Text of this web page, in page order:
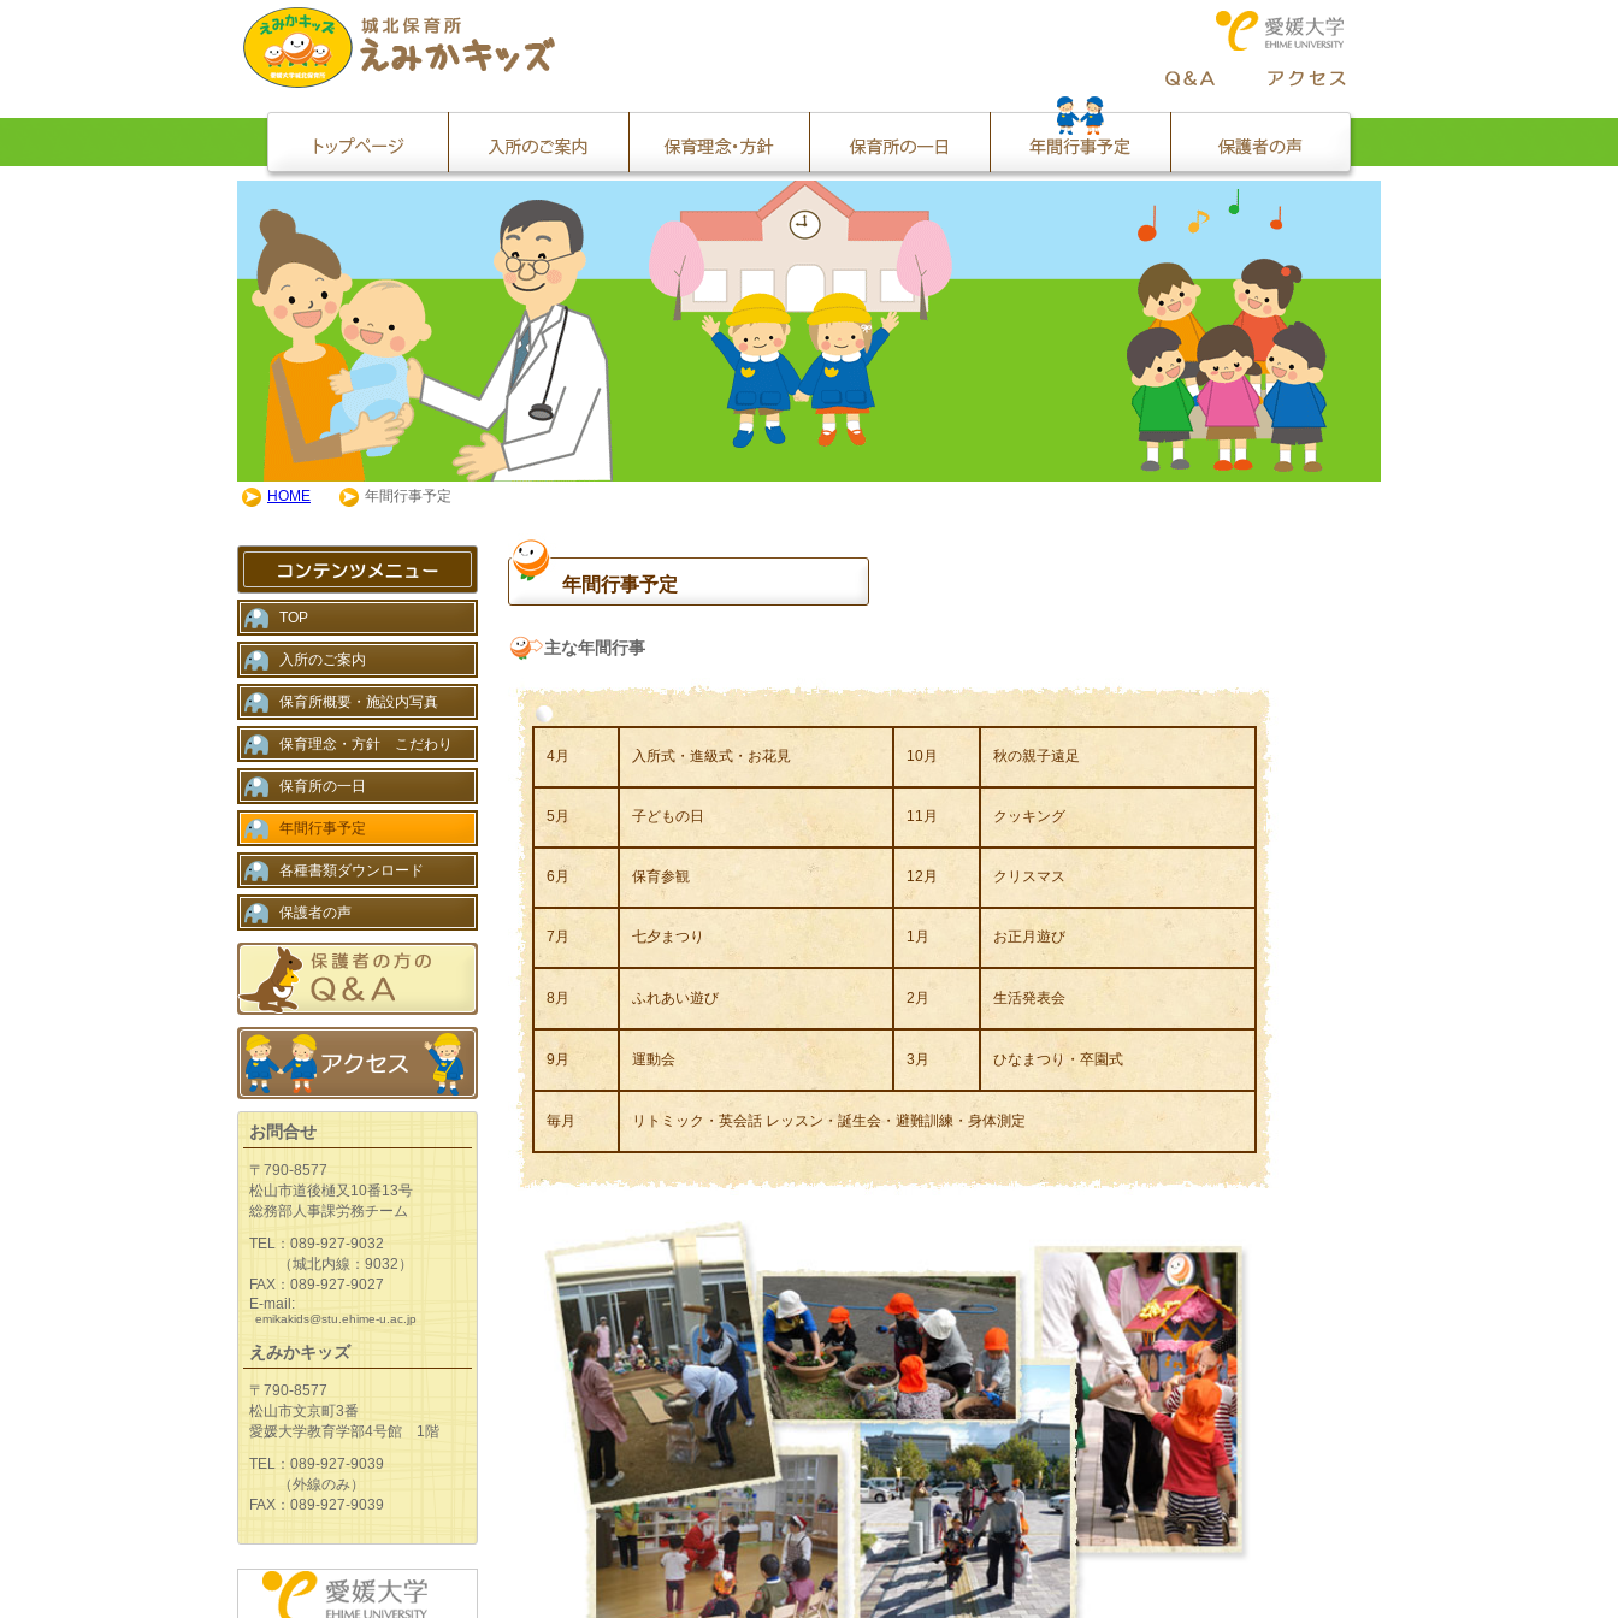
HOME 年間行事予定
年間行事予定
主な年間行事
4月 入所式・進級式・お花見 10月 秋の親子遠足
5月 子どもの日 11月 クッキング
6月 保育参観 12月 クリスマス
7月 七夕まつり 1月 お正月遊び
8月 ふれあい遊び 2月 生活発表会
9月 運動会 3月 ひなまつり・卒園式
毎月 リトミック・英会話 レッスン・誕生会・避難訓練・身体測定
TOP
入所のご案内
保育所概要・施設内写真
保育理念・方針 こだわり
保育所の一日
年間行事予定
各種書類ダウンロード
保護者の声
お問合せ
〒790-8577
松山市道後樋又10番13号
総務部人事課労務チーム
TEL：089-927-9032
（城北内線：9032）
FAX：089-927-9027
E-mail:
emikakids@stu.ehime-u.ac.jp
えみかキッズ
〒790-8577
松山市文京町3番
愛媛大学教育学部4号館 1階
TEL：089-927-9039
（外線のみ）
FAX：089-927-9039